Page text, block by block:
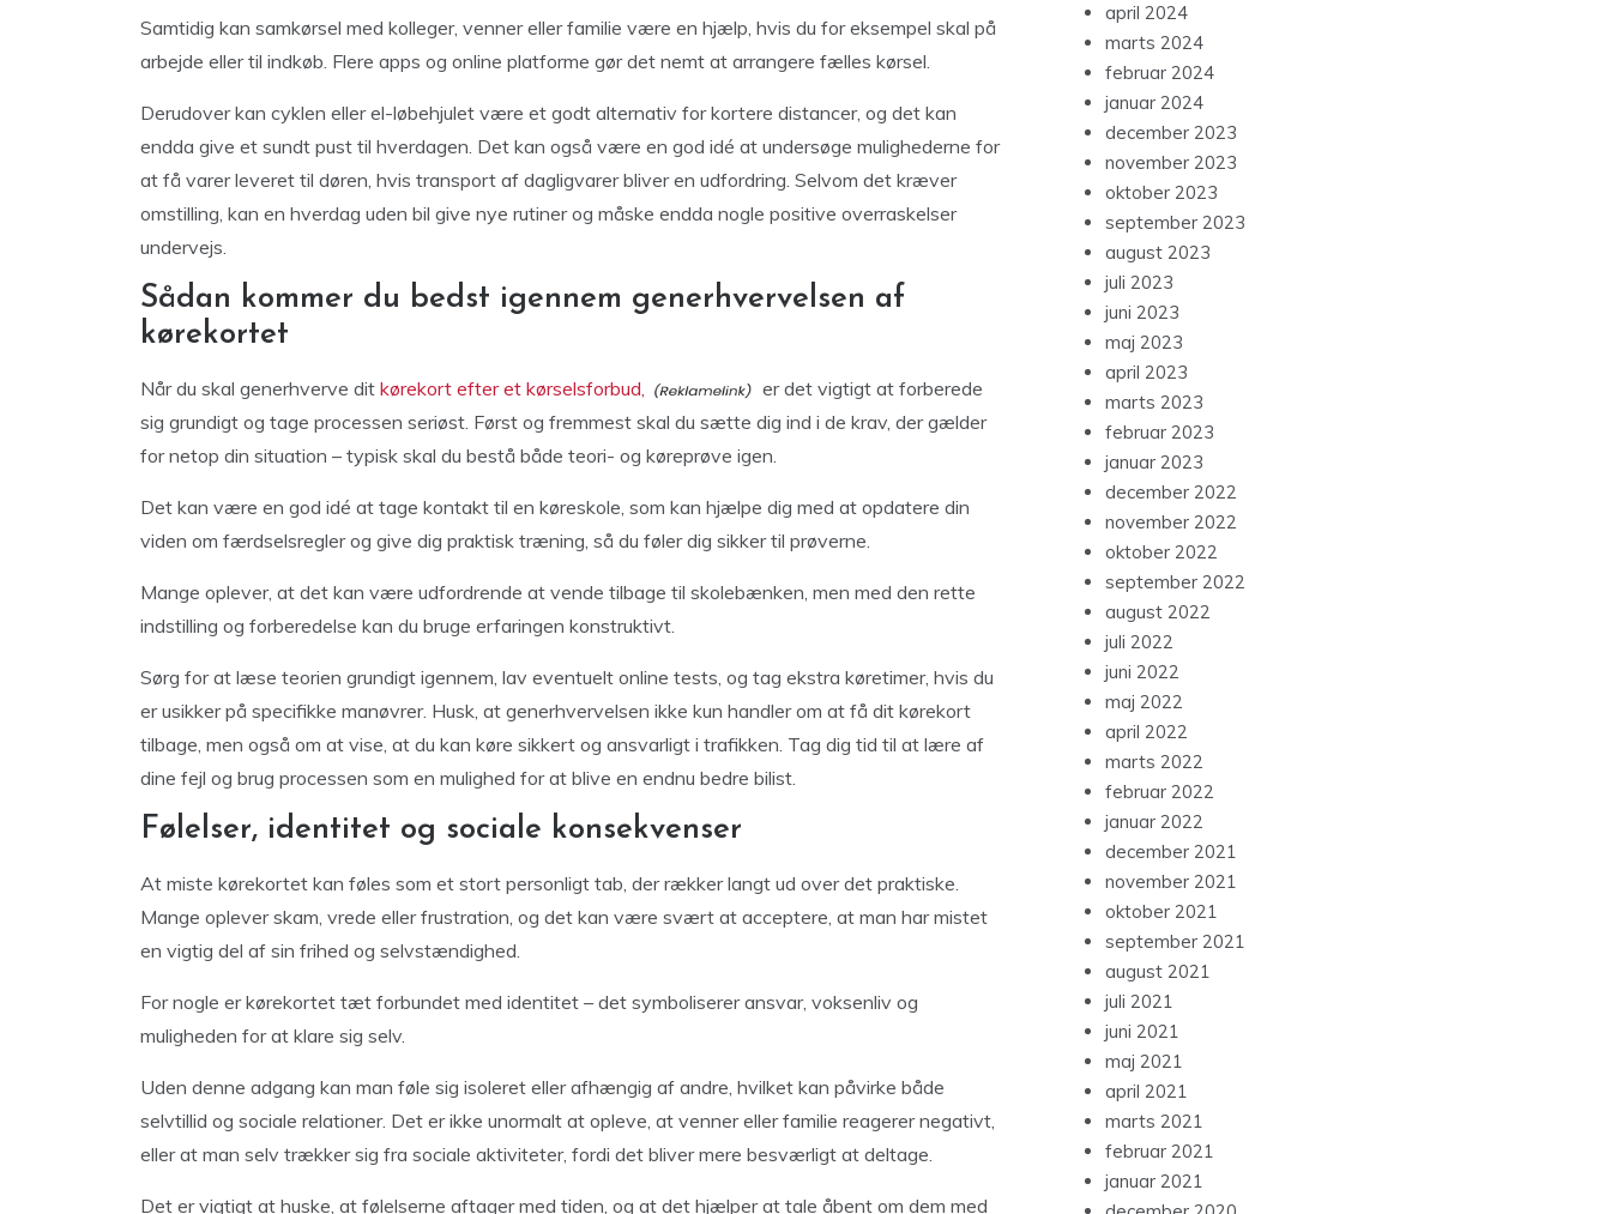
Samtidig kan samkørsel med kolleger, venner eller familie være en hjælp, hvis du for eksempel skal på
arbejde eller til indkøb. Flere apps og online platforme gør det nemt at arrangere fælles kørsel.
Derudover kan cyklen eller el-løbehjulet være et godt alternativ for kortere distancer, og det kan
endda give et sundt pust til hverdagen. Det kan også være en god idé at undersøge mulighederne for
at få varer leveret til døren, hvis transport af dagligvarer bliver en udfordring. Selvom det kræver
omstilling, kan en hverdag uden bil give nye rutiner og måske endda nogle positive overraskelser
undervejs.
Sådan kommer du bedst igennem generhvervelsen af
kørekortet
Når du skal generhverve dit kørekort efter et kørselsforbud,
er det vigtigt at forberede
sig grundigt og tage processen seriøst. Først og fremmest skal du sætte dig ind i de krav, der gælder
for netop din situation – typisk skal du bestå både teori- og køreprøve igen.
Det kan være en god idé at tage kontakt til en køreskole, som kan hjælpe dig med at opdatere din
viden om færdselsregler og give dig praktisk træning, så du føler dig sikker til prøverne.
Mange oplever, at det kan være udfordrende at vende tilbage til skolebænken, men med den rette
indstilling og forberedelse kan du bruge erfaringen konstruktivt.
Sørg for at læse teorien grundigt igennem, lav eventuelt online tests, og tag ekstra køretimer, hvis du
er usikker på specifikke manøvrer. Husk, at generhvervelsen ikke kun handler om at få dit kørekort
tilbage, men også om at vise, at du kan køre sikkert og ansvarligt i trafikken. Tag dig tid til at lære af
dine fejl og brug processen som en mulighed for at blive en endnu bedre bilist.
Følelser, identitet og sociale konsekvenser
At miste kørekortet kan føles som et stort personligt tab, der rækker langt ud over det praktiske.
Mange oplever skam, vrede eller frustration, og det kan være svært at acceptere, at man har mistet
en vigtig del af sin frihed og selvstændighed.
For nogle er kørekortet tæt forbundet med identitet – det symboliserer ansvar, voksenliv og
muligheden for at klare sig selv.
Uden denne adgang kan man føle sig isoleret eller afhængig af andre, hvilket kan påvirke både
selvtillid og sociale relationer. Det er ikke unormalt at opleve, at venner eller familie reagerer negativt,
eller at man selv trækker sig fra sociale aktiviteter, fordi det bliver mere besværligt at deltage.
Det er vigtigt at huske, at følelserne aftager med tiden, og at det hjælper at tale åbent om dem med
april 2024
marts 2024
februar 2024
januar 2024
december 2023
november 2023
oktober 2023
september 2023
august 2023
juli 2023
juni 2023
maj 2023
april 2023
marts 2023
februar 2023
januar 2023
december 2022
november 2022
oktober 2022
september 2022
august 2022
juli 2022
juni 2022
maj 2022
april 2022
marts 2022
februar 2022
januar 2022
december 2021
november 2021
oktober 2021
september 2021
august 2021
juli 2021
juni 2021
maj 2021
april 2021
marts 2021
februar 2021
januar 2021